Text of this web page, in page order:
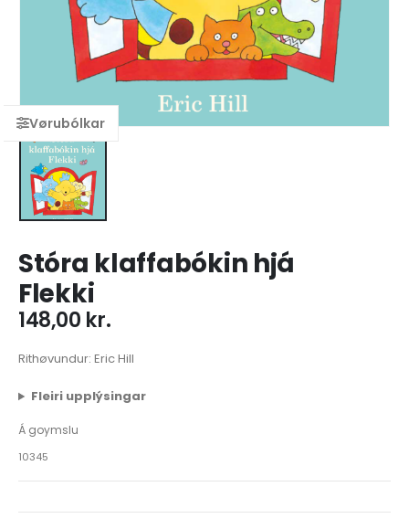
Stóra klaffabókin hjá
Flekki
148,00 kr.
Rithøvundur: Eric Hill
Fleiri upplýsingar
Á goymslu
10345